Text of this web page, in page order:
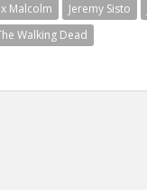
Malcolm Jeremy Sisto
Walking Dead